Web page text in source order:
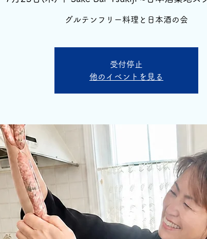
グルテンフリー料理と日本酒の会
受付停止
他のイベントを見る